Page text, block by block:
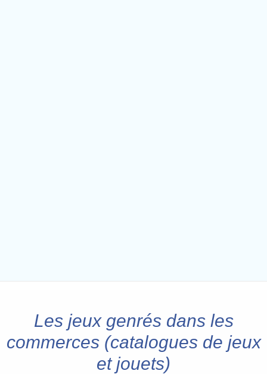
Les jeux genrés dans les
commerces (catalogues de jeux
et jouets)